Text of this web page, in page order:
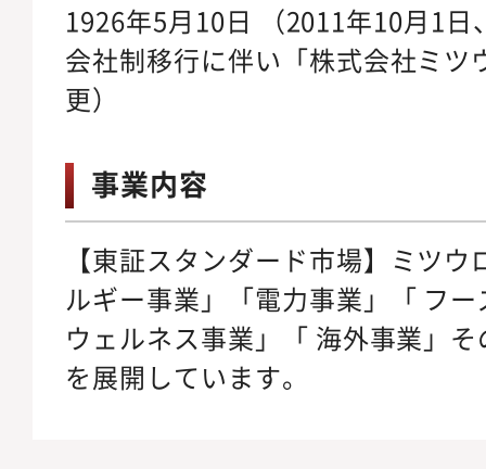
1926年5月10日 （2011年10月1
会社制移行に伴い「株式会社ミツ
更）
事業内容
【東証スタンダード市場】ミツ
ルギー事業」「電力事業」「 フ
ウェルネス事業」「 海外事業」
を展開しています。